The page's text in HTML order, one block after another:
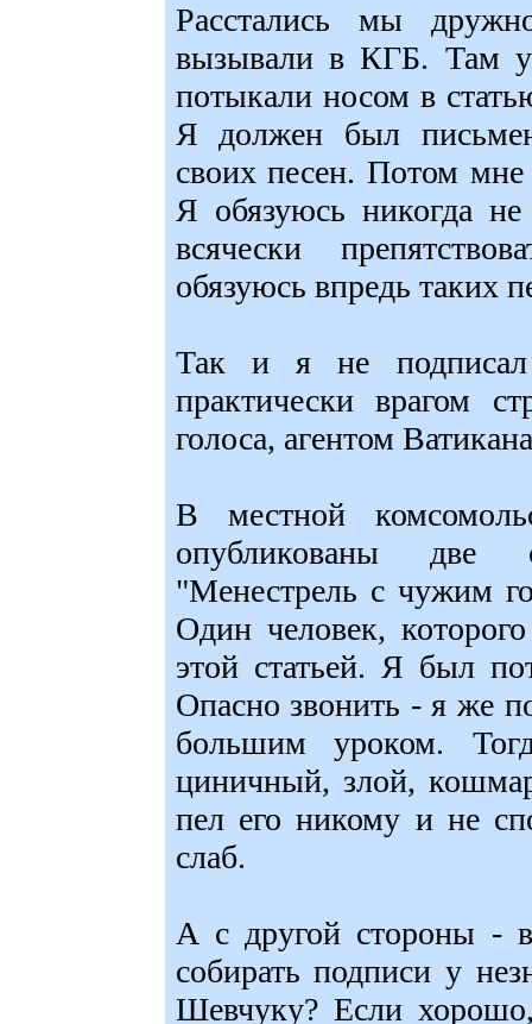
Расстались мы
вызывали в КГБ. Там
потыкали носом в
Я должен был
своих песен. Потом
Я обязуюсь никогда
всячески
обязуюсь впредь таких
Так и я не подписал
практически врагом
голоса, агентом
В местной
опубликованы две
"Менестрель с чужим
Один человек,
этой статьей. Я был
Опасно звонить - я же
большим уроком.
циничный, злой,
пел его никому и не
слаб.
А с другой стороны -
собирать подписи у
Шевчуку? Если